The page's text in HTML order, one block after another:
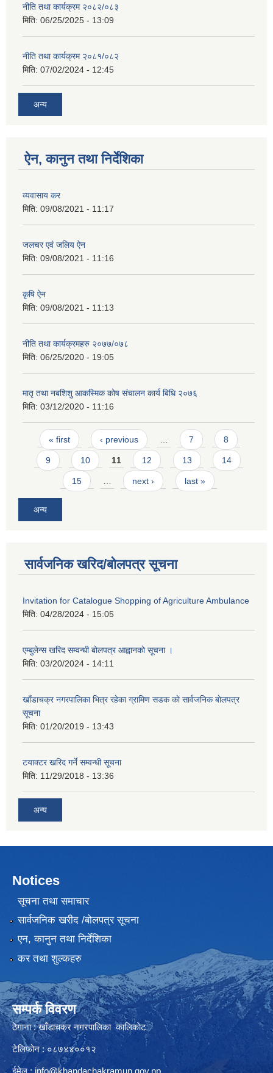
नीति तथा कार्यक्रम २०८२/०८३
मिति: 06/25/2025 - 13:09
नीति तथा कार्यक्रम २०८१/०८२
मिति: 07/02/2024 - 12:45
अन्य
ऐन, कानुन तथा निर्देशिका
व्यवासाय कर
मिति: 09/08/2021 - 11:17
जलचर एवं जलिय ऐन
मिति: 09/08/2021 - 11:16
कृषि ऐन
मिति: 09/08/2021 - 11:13
नीति तथा कार्यक्रमहरु २०७७/०७८
मिति: 06/25/2020 - 19:05
मातृ तथा नबशिशु आकस्मिक कोष संचालन कार्य बिधि २०७६
मिति: 03/12/2020 - 11:16
Pages
« first ‹ previous … 7 8
9 10 11 12 13 14
15 … next › last »
अन्य
सार्वजनिक खरिद/बोलपत्र सूचना
Invitation for Catalogue Shopping of Agriculture Ambulance
मिति: 04/28/2024 - 15:05
एम्बुलेन्स खरिद सम्वन्धी बाेलपत्र आह्वानकाे सूचना ।
मिति: 03/20/2024 - 14:11
खाँडाचक्र नगरपालिका भित्र रहेका ग्रामिण सडक काे सार्वजनिक बाेलपत्र
सूचना
मिति: 01/20/2019 - 13:43
टयाक्टर खरिद गर्ने सम्वन्धी सूचना
मिति: 11/29/2018 - 13:36
अन्य
Notices
सूचना तथा समाचार
सार्वजनिक खरीद /बोलपत्र सूचना
एन, कानुन तथा निर्देशिका
कर तथा शुल्कहरु
सम्पर्क विवरण
ठेगाना : खाँडाचक्र नगरपालिका कालिकाेट
टेलिफोन : ०८७४४००१२
ईमेल : info@khandachakramun.gov.np